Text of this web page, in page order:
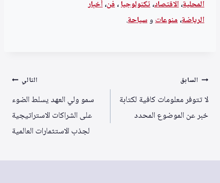
المحلية،الاقتصاد،تكنولوجيا،فن،أخبار
الرياضة،منوعاتوسياحة.
تصفّح
المقالات
السابق
لا تتوفر معلومات كافية لكتابة
خبر عن الموضوع المحدد
التالي
سمو ولي العهد يسلط الضوء
على الشراكات الاستراتيجية
لجذب الاستثمارات العالمية